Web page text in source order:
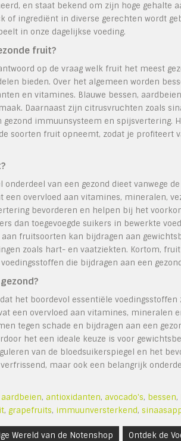
en staat bekend om zijn hoge gehalte
of ingrediënt in diverse gerechten wordt
in onze dagelijkse voeding.
fruit?
op de vraag welk fruit het meest
bieden. Over het algemeen worden
en vitamines. Blauwe bessen,
Daarnaast zijn citrusvruchten zoals
gezond immuunsysteem en spijsvertering.
soorten fruit opneemt, zodat je profiteert
onderdeel van een gezond dieet vanwege
een overvloed aan vitamines, mineralen,
bevorderen en helpen bij het
dan toegevoegde suikers in bewerkte
fruitsoorten kan bijdragen aan
zoals hart- en vaatziekten. Kortom,
die bijdragen aan een
het boordevol essentiële
een overvloed aan vitamines, mineralen
tegen schade en bijdragen aan een
het een ideale keuze is voor
van de bloedsuikerspiegel en het
maar ook een belangrijk
aardbeien, antioxidanten, avocado's, bessen,
, grapefruits, immuunversterkend,
Wereld van de Notenshop Ontdek de